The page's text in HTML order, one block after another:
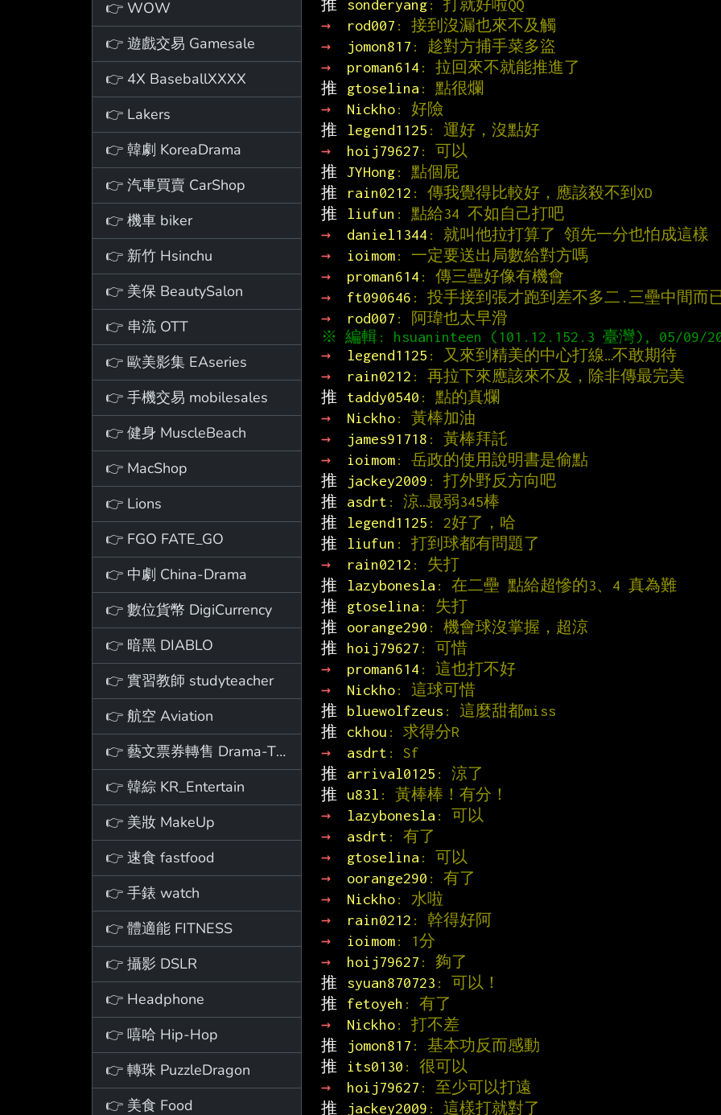
👉 WOW
👉 遊戲交易 Gamesale
👉 4X BaseballXXXX
👉 Lakers
👉 韓劇 KoreaDrama
👉 汽車買賣 CarShop
👉 機車 biker
👉 新竹 Hsinchu
👉 美保 BeautySalon
👉 串流 OTT
👉 歐美影集 EAseries
👉 手機交易 mobilesales
👉 健身 MuscleBeach
👉 MacShop
👉 Lions
👉 FGO FATE_GO
👉 中劇 China-Drama
👉 數位貨幣 DigiCurrency
👉 暗黑 DIABLO
👉 實習教師 studyteacher
👉 航空 Aviation
👉 藝文票券轉售 Drama-Ticket
👉 韓綜 KR_Entertain
👉 美妝 MakeUp
👉 速食 fastfood
👉 手錶 watch
👉 體適能 FITNESS
👉 攝影 DSLR
👉 Headphone
👉 嘻哈 Hip-Hop
👉 轉珠 PuzzleDragon
👉 美食 Food
推
sonderyang: 打就好啦QQ
→
rod007 : 接到沒漏也來不及觸
→
jomon817 : 趁對方捕手菜多盜
→
proman614 : 拉回來不就能推進了
推
gtoselina : 點很爛
→
Nickho: 好險
推
legend1125 : 運好，沒點好
→
hoij79627 : 可以
推 JYHong: 點個屁
推
rain0212 : 傳我覺得比較好，應該殺不到XD
推
liufun : 點給34 不如自己打吧
→
daniel1344 : 就叫他拉打算了 領先一分也怕成這樣
→
ioimom: 一定要送出局數給對方嗎
→
proman614 : 傳三壘好像有機會
→
ft090646 : 投手接到張才跑到差不多二.三壘中間而
→
rod007 : 阿瑋也太早滑
→ legend1125 : 又來到精美的中心打線…不敢期待
→
rain0212 : 再拉下來應該來不及，除非傳最完美
推
taddy0540 : 點的真爛
→
Nickho: 黃棒加油
→
james91718 : 黃棒拜託
→
ioimom: 岳政的使用說明書是偷點
推
jackey2009 : 打外野反方向吧
推
asdrt : 涼…最弱345棒
推
legend1125 : 2好了，哈
推
liufun : 打到球都有問題了
→
rain0212 : 失打
推
lazybonesla : 在二壘 點給超慘的3、4 真為難
推
gtoselina : 失打
推
oorange290 : 機會球沒掌握，超涼
推
hoij79627 : 可惜
→
proman614 : 這也打不好
→
Nickho: 這球可惜
推
bluewolfzeus : 這麼甜都miss
推
ckhou : 求得分R
→
asdrt : Sf
推
arrival0125 : 涼了
推
u83l : 黃棒棒！有分！
→
lazybonesla : 可以
→
asdrt : 有了
→
gtoselina : 可以
→
oorange290 : 有了
→
Nickho: 水啦
→
rain0212 : 幹得好阿
→
ioimom: 1分
→
hoij79627 : 夠了
推
syuan870723 : 可以！
推
fetoyeh : 有了
→
Nickho: 打不差
推
jomon817 : 基本功反而感動
推
its0130 : 很可以
→
hoij79627 : 至少可以打遠
推
jackey2009 : 這樣打就對了